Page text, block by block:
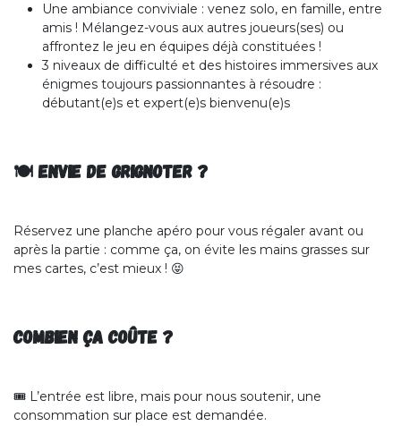
Une ambiance conviviale : venez solo, en famille, entre
amis ! Mélangez-vous aux autres joueurs(ses) ou
affrontez le jeu en équipes déjà constituées !
3 niveaux de difficulté et des histoires immersives aux
énigmes toujours passionnantes à résoudre :
débutant(e)s et expert(e)s bienvenu(e)s
🍽️ Envie de grignoter ?
Réservez une planche apéro pour vous régaler avant ou
après la partie : comme ça, on évite les mains grasses sur
mes cartes, c’est mieux ! 😝
COMBIEN ça coûte ?
🎟️ L’entrée est libre, mais pour nous soutenir, une
consommation sur place est demandée.